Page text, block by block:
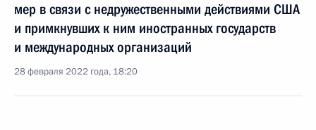
мер в связи с недружественными действиями США
и примкнувших к ним иностранных государств
и международных организаций
28 февраля 2022 года, 18:20